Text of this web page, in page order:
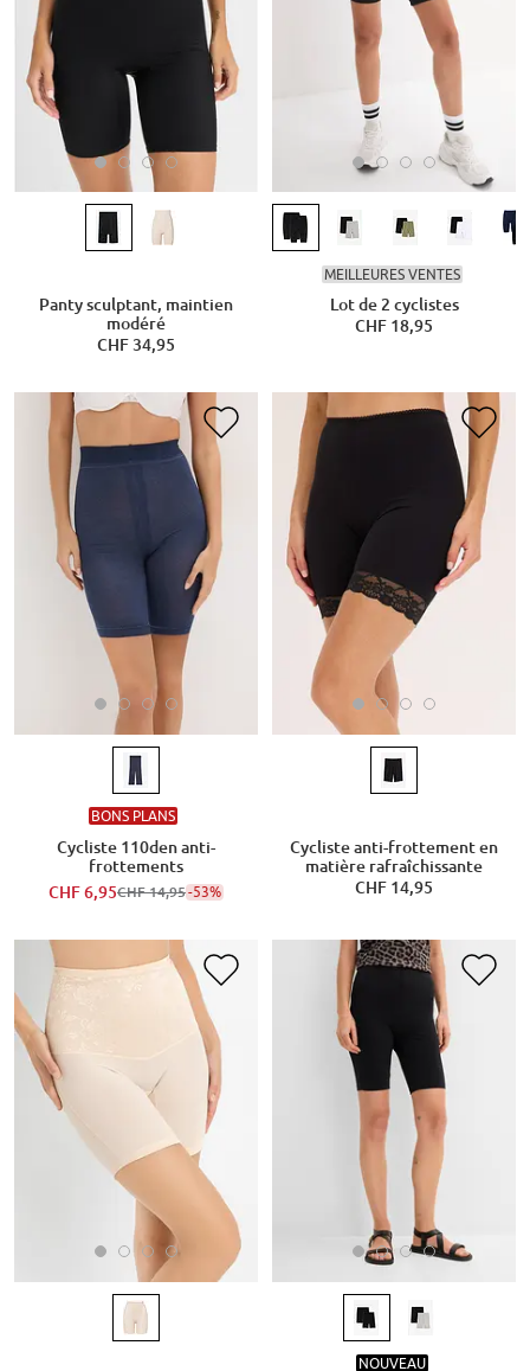
Panty sculptant, maintien
modéré
CHF 34,95
MEILLEURES VENTES
Lot de 2 cyclistes
CHF 18,95
BONS PLANS
Cycliste 110den anti-
frottements
CHF 6,95CHF 14,95-53%
Cycliste anti-frottement en
matière rafraîchissante
CHF 14,95
NOUVEAU